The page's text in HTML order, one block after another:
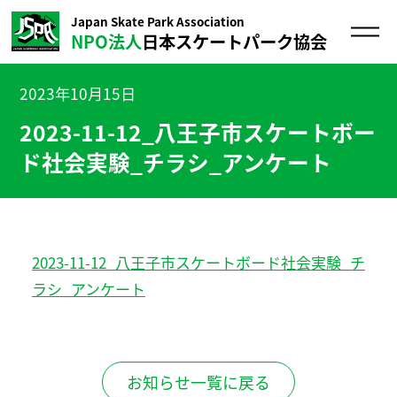
Japan Skate Park Association
NPO法人日本スケートパーク協会
2023年10月15日
2023-11-12_八王子市スケートボー
ド社会実験_チラシ_アンケート
2023-11-12_八王子市スケートボード社会実験_チ
ラシ_アンケート
お知らせ一覧に戻る